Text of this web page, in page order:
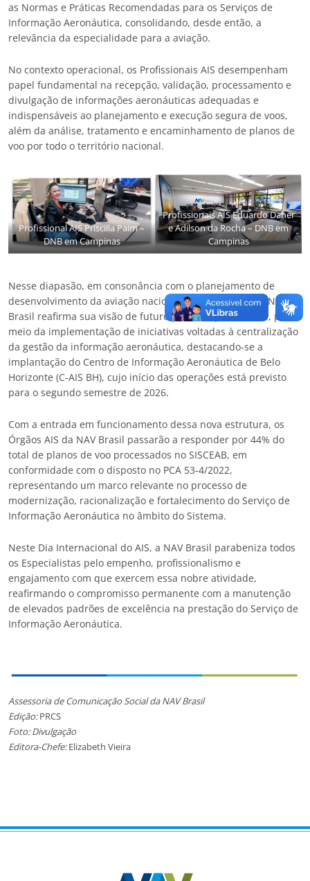
as Normas e Práticas Recomendadas para os Serviços de
Informação Aeronáutica, consolidando, desde então, a
relevância da especialidade para a aviação.
No contexto operacional, os Profissionais AIS desempenham
papel fundamental na recepção, validação, processamento e
divulgação de informações aeronáuticas adequadas e
indispensáveis ao planejamento e execução segura de voos,
além da análise, tratamento e encaminhamento de planos de
voo por todo o território nacional.
Profissional AIS Priscilla Paim –
DNB em Campinas
Profissionais AIS Eduardo Daher
e Adilson da Rocha – DNB em
Campinas
Nesse diapasão, em consonância com o planejamento de
desenvolvimento da aviação nacional e internacional, a NAV
Brasil reafirma sua visão de futuro para a especialidade, por
meio da implementação de iniciativas voltadas à centralização
da gestão da informação aeronáutica, destacando-se a
implantação do Centro de Informação Aeronáutica de Belo
Horizonte (C-AIS BH), cujo início das operações está previsto
para o segundo semestre de 2026.
Com a entrada em funcionamento dessa nova estrutura, os
Órgãos AIS da NAV Brasil passarão a responder por 44% do
total de planos de voo processados no SISCEAB, em
conformidade com o disposto no PCA 53‑4/2022,
representando um marco relevante no processo de
modernização, racionalização e fortalecimento do Serviço de
Informação Aeronáutica no âmbito do Sistema.
Neste Dia Internacional do AIS, a NAV Brasil parabeniza todos
os Especialistas pelo empenho, profissionalismo e
engajamento com que exercem essa nobre atividade,
reafirmando o compromisso permanente com a manutenção
de elevados padrões de excelência na prestação do Serviço de
Informação Aeronáutica.
Assessoria de Comunicação Social da NAV Brasil
Edição:PRCS
Foto: Divulgação
Editora-Chefe:Elizabeth Vieira